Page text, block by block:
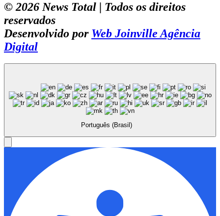
© 2026 News Total | Todos os direitos
reservados
Desenvolvido por Web Joinville Agência
Digital
Português (Brasil)